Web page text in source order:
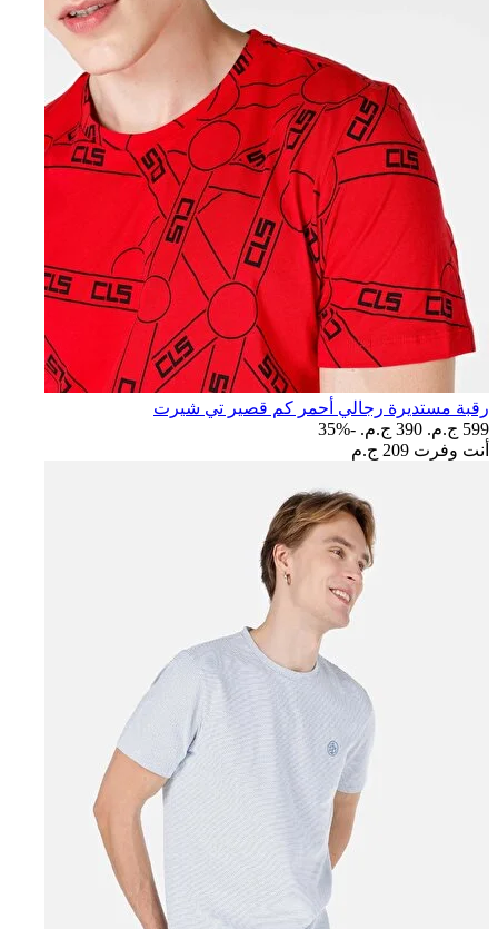
رقبة مستديرة رجالي أحمر كم قصير تي شيرت
599 ج.م.‏
390 ج.م.‏
-35%
أنت وفرت 209 ج.م